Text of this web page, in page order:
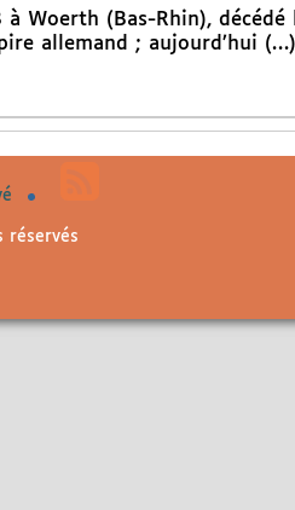
Woerth (Bas-Rhin),
allemand ; aujourd’hui (…)
réservés